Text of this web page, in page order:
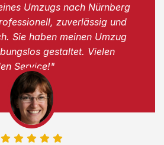
Umzugs nach Nürnberg
zuverlässig und
Sie haben meinen Umzug
gestaltet. Vielen
Service!"